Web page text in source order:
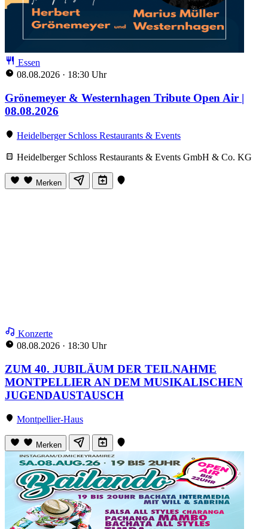
Essen
08.08.2026 · 18:30 Uhr
Grönemeyer & Westernhagen Tribute Open Air |
08.08.2026
Heidelberger Schloss Restaurants & Events
Heidelberger Schloss Restaurants & Events GmbH & Co. KG
Merken
Konzerte
08.08.2026 · 18:30 Uhr
ZUM 40. JUBILÄUM DER TEILNAHME
MONTPELLIER AN DEM MUSIKALISCHEN
JUGENDAUSTAUSCH
Montpellier-Haus
Merken